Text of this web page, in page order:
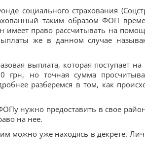
социального страхования
таким образом ФОП
имеет право рассчитывать на
же в данном случае
выплата, которая поступает на
но точная сумма
разберемся в том, как
нужно предоставить в свое
на нее.
можно уже находясь в декрете.